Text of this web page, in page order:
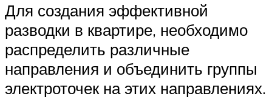
Для создания эффективной
разводки в квартире, необходимо
распределить различные
направления и объединить группы
электроточек на этих направлениях.